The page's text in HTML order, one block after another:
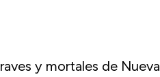
y mortales de Nueva